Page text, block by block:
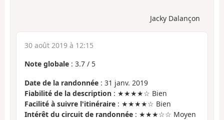
Jacky Dalançon
30 août 2019 à 12:15
Note globale : 3.7 / 5
Date de la randonnée : 31 janv. 2019
Fiabilité de la description : ★★★★☆ Bien
Facilité à suivre l'itinéraire : ★★★★☆ Bien
Intérêt du circuit de randonnée : ★★★☆☆ Moyen